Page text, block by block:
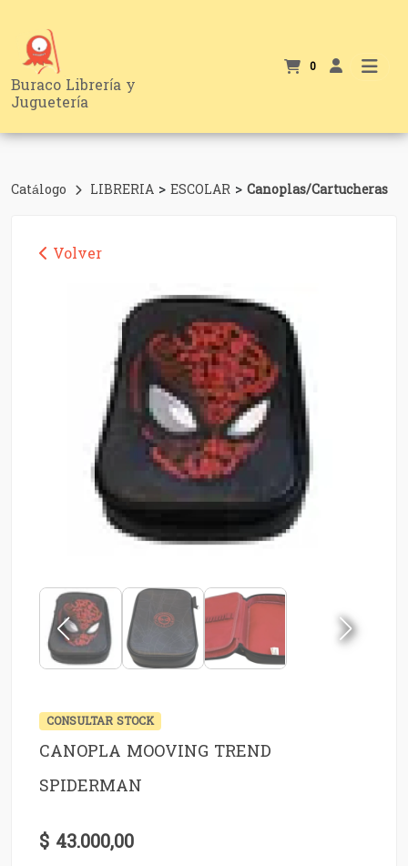
Buraco Librería y
Juguetería
0
Catálogo LIBRERIA > ESCOLAR > Canoplas/Cartucheras
Volver
CONSULTAR STOCK
CANOPLA MOOVING TREND
SPIDERMAN
$ 43.000,00